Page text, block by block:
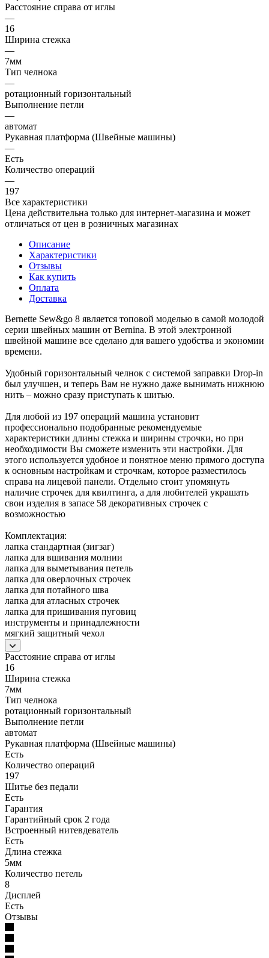
Расстояние справа от иглы
—
16
Ширина стежка
—
7мм
Тип челнока
—
ротационный горизонтальный
Выполнение петли
—
автомат
Рукавная платформа (Швейные машины)
—
Есть
Количество операций
—
197
Все характеристики
Цена действительна только для интернет-магазина и может
отличаться от цен в розничных магазинах
Описание
Характеристики
Отзывы
Как купить
Оплата
Доставка
Bernette Sew&go 8 является топовой моделью в самой молодой
серии швейных машин от Bernina. В этой электронной
швейной машине все сделано для вашего удобства и экономии
времени.
Удобный горизонтальный челнок с системой заправки Drop-in
был улучшен, и теперь Вам не нужно даже вынимать нижнюю
нить – можно сразу приступать к шитью.
Для любой из 197 операций машина установит
профессионально подобранные рекомендуемые
характеристики длины стежка и ширины строчки, но при
необходимости Вы сможете изменить эти настройки. Для
этого используется удобное и понятное меню прямого доступа
к основным настройкам и строчкам, которое разместилось
справа на лицевой панели. Отдельно стоит упомянуть
наличие строчек для квилтинга, а для любителей украшать
свои изделия в запасе 58 декоративных строчек с
возможностью
Комплектация:
лапка стандартная (зигзаг)
лапка для вшивания молнии
лапка для выметывания петель
лапка для оверлочных строчек
лапка для потайного шва
лапка для атласных строчек
лапка для пришивания пуговиц
инструменты и принадлежности
мягкий защитный чехол
Расстояние справа от иглы
16
Ширина стежка
7мм
Тип челнока
ротационный горизонтальный
Выполнение петли
автомат
Рукавная платформа (Швейные машины)
Есть
Количество операций
197
Шитье без педали
Есть
Гарантия
Гарантийный срок 2 года
Встроенный нитевдеватель
Есть
Длина стежка
5мм
Количество петель
8
Дисплей
Есть
Отзывы